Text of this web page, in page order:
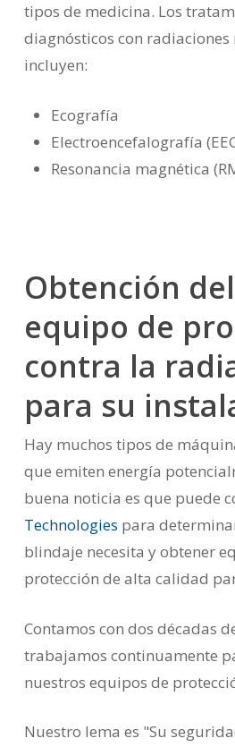
tipos de medicina. Los
diagnósticos con radiaciones
incluyen:
Ecografía
Electroencefalografía
Resonancia magnética
Obtención
equipo de
contra la
para su
Hay muchos tipos de
que emiten energía
buena noticia es que puede
Technologies para
blindaje necesita y obtener
protección de alta calidad
Contamos con dos décadas
trabajamos continuamente
nuestros equipos de
Nuestro lema es "Su